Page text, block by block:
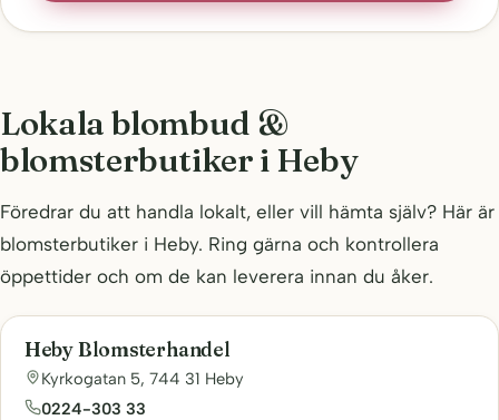
Lokala blombud &
blomsterbutiker i Heby
Föredrar du att handla lokalt, eller vill hämta själv? Här är
blomsterbutiker i Heby. Ring gärna och kontrollera
öppettider och om de kan leverera innan du åker.
Heby Blomsterhandel
Kyrkogatan 5, 744 31 Heby
0224-303 33